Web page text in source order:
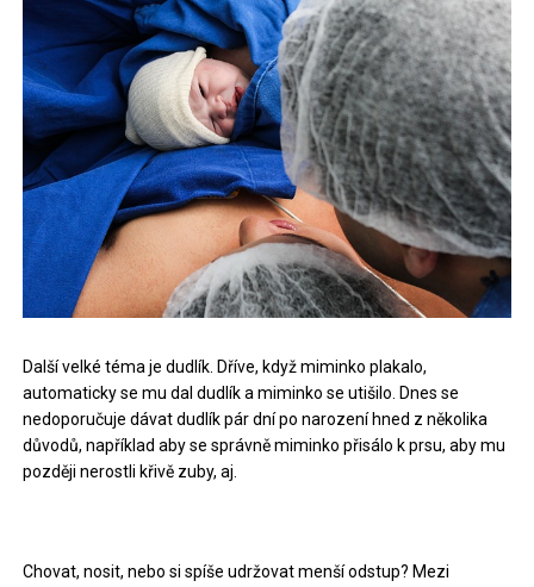
Další velké téma je dudlík. Dříve, když miminko plakalo,
automaticky se mu dal dudlík a miminko se utišilo. Dnes se
nedoporučuje dávat dudlík pár dní po narození hned z několika
důvodů, například aby se správně miminko přisálo k prsu, aby mu
později nerostli křivě zuby, aj.
Chovat, nosit, nebo si spíše udržovat menší odstup? Mezi